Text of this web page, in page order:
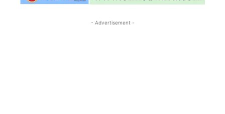
- Advertisement -